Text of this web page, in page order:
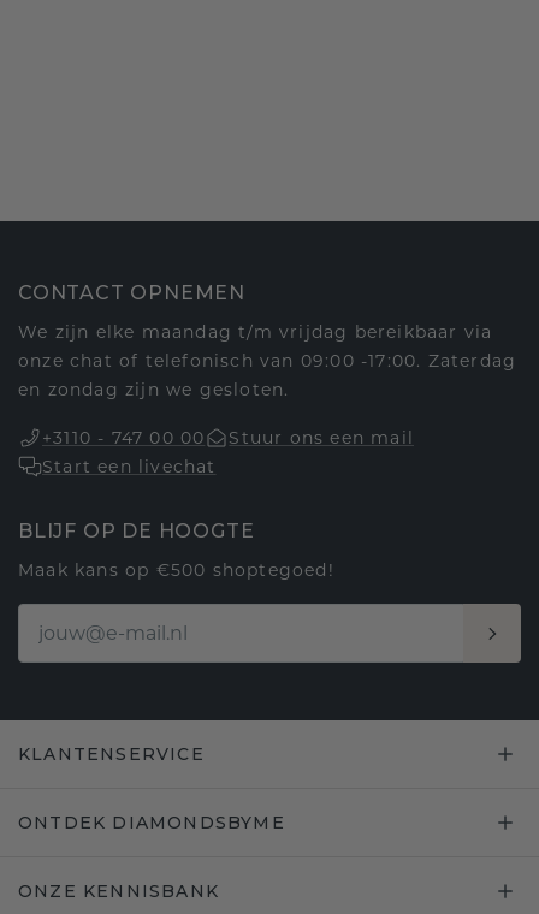
CONTACT OPNEMEN
We zijn elke maandag t/m vrijdag bereikbaar via
onze chat of telefonisch van 09:00 -17:00. Zaterdag
en zondag zijn we gesloten.
+3110 - 747 00 00
Stuur ons een mail
Start een livechat
BLIJF OP DE HOOGTE
Maak kans op €500 shoptegoed!
KLANTENSERVICE
ONTDEK DIAMONDSBYME
ONZE KENNISBANK